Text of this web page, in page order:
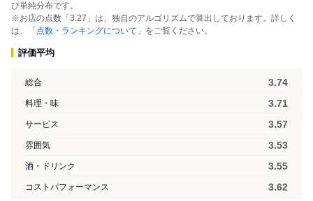
び単純分布です。
※お店の点数「3.27」は、独自のアルゴリズムで算出しております。詳しく
は、「 点数・ランキングについて 」をご覧ください。
評価平均
総合 3.74
料理・味 3.71
サービス 3.57
雰囲気 3.53
酒・ドリンク 3.55
コストパフォーマンス 3.62